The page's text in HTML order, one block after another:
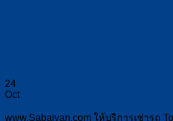
24
Oct
www.Sabaivan.com ให้บริการเช่ารถ